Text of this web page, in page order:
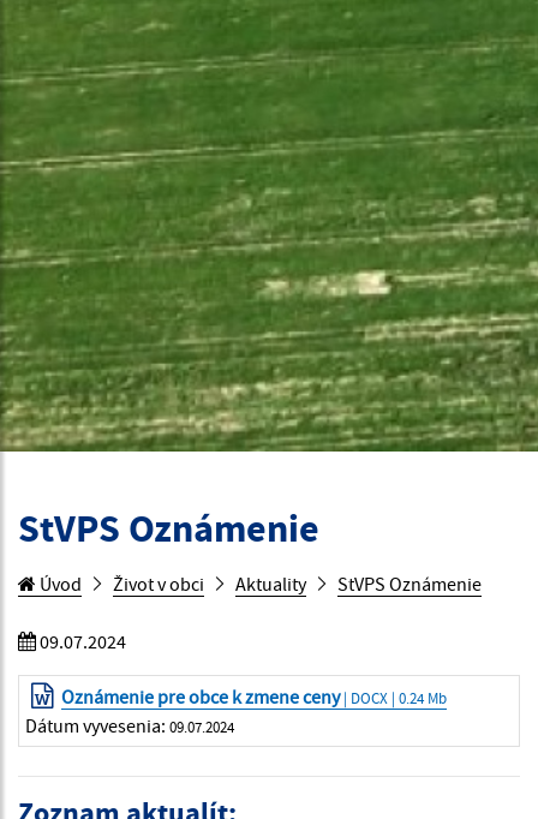
StVPS Oznámenie
Úvod Život v obci Aktuality StVPS Oznámenie
09.07.2024
Oznámenie pre obce k zmene ceny| DOCX | 0.24 Mb
Dátum vyvesenia: 09.07.2024